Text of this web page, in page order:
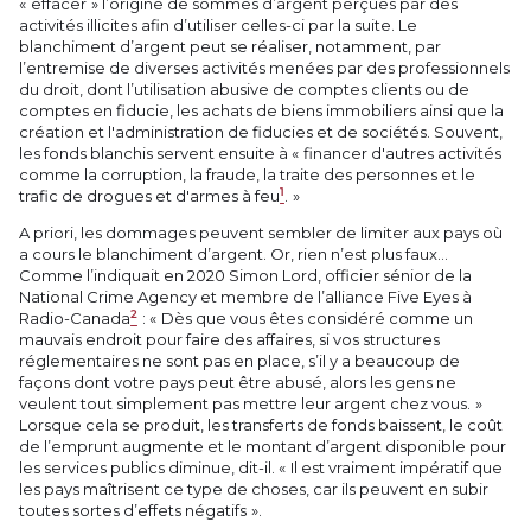
« effacer » l’origine de sommes d’argent perçues par des
activités illicites afin d’utiliser celles-ci par la suite. Le
blanchiment d’argent peut se réaliser, notamment, par
l’entremise de diverses activités menées par des professionnels
du droit, dont l’utilisation abusive de comptes clients ou de
comptes en fiducie, les achats de biens immobiliers ainsi que la
création et l'administration de fiducies et de sociétés. Souvent,
les fonds blanchis servent ensuite à « financer d'autres activités
comme la corruption, la fraude, la traite des personnes et le
trafic de drogues et d'armes à feu1. »
A priori, les dommages peuvent sembler de limiter aux pays où
a cours le blanchiment d’argent. Or, rien n’est plus faux...
Comme l’indiquait en 2020 Simon Lord, officier sénior de la
National Crime Agency et membre de l’alliance Five Eyes à
Radio-Canada2 : « Dès que vous êtes considéré comme un
mauvais endroit pour faire des affaires, si vos structures
réglementaires ne sont pas en place, s’il y a beaucoup de
façons dont votre pays peut être abusé, alors les gens ne
veulent tout simplement pas mettre leur argent chez vous. »
Lorsque cela se produit, les transferts de fonds baissent, le coût
de l’emprunt augmente et le montant d’argent disponible pour
les services publics diminue, dit-il. « Il est vraiment impératif que
les pays maîtrisent ce type de choses, car ils peuvent en subir
toutes sortes d’effets négatifs ».